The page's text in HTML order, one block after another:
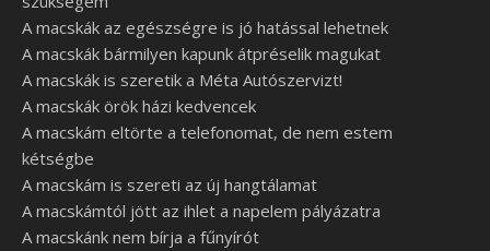
A macskák az egészségre is jó hatással lehetnek
A macskák bármilyen kapunk átpréselik magukat
A macskák is szeretik a Méta Autószervizt!
A macskák örök házi kedvencek
A macskám eltörte a telefonomat, de nem estem
kétségbe
A macskám is szereti az új hangtálamat
A macskámtól jött az ihlet a napelem pályázatra
A macskánk nem bírja a fűnyírót